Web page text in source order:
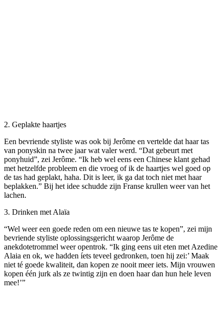
2. Geplakte haartjes
Een bevriende styliste was ook bij Jerôme en vertelde dat haar tas
van ponyskin na twee jaar wat valer werd. “Dat gebeurt met
ponyhuid”, zei Jerôme. “Ik heb wel eens een Chinese klant gehad
met hetzelfde probleem en die vroeg of ik de haartjes wel goed op
de tas had geplakt, haha. Dit is leer, ik ga dat toch niet met haar
beplakken.” Bij het idee schudde zijn Franse krullen weer van het
lachen.
3. Drinken met Alaïa
“Wel weer een goede reden om een nieuwe tas te kopen”, zei mijn
bevriende styliste oplossingsgericht waarop Jerôme de
anekdotetrommel weer opentrok. “Ik ging eens uit eten met Azedine
Alaia en ok, we hadden íets teveel gedronken, toen hij zei:’ Maak
niet té goede kwaliteit, dan kopen ze nooit meer iets. Mijn vrouwen
kopen één jurk als ze twintig zijn en doen haar dan hun hele leven
mee!’”